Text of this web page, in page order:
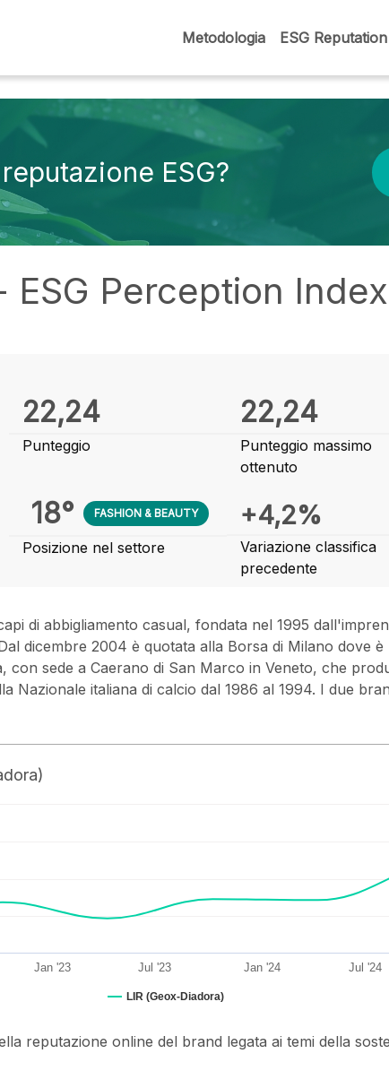
Metodologia ESG Reputation
ESG?
ESG Perception Index
22,24
Punteggio
22,24
Punteggio massimo
ottenuto
18° FASHION & BEAUTY
Posizione nel settore
+4,2%
Variazione classifica
precedente
di abbigliamento casual, fondata nel 1995
dicembre 2004 è quotata alla Borsa di Milano dove
con sede a Caerano di San Marco in Veneto, che
Nazionale italiana di calcio dal 1986 al 1994. I due
LIR (Geox-Diadora)
Jan '23 Jul '23 Jan '24 Jul '24
reputazione online del brand legata ai temi della